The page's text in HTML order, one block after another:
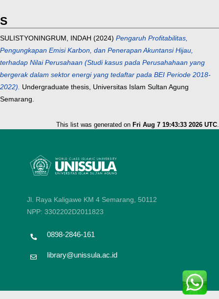
S
SULISTYONINGRUM, INDAH (2024) Pengaruh Profitabilitas,
Pengungkapan Emisi Karbon, dan Penerapan Akuntansi Hijau,
terhadap Nilai Perusahaan (Studi kasus pada Perusahahaan yang
bergerak dalam sektor energi yang tedaftar pada BEI Periode 2018-
2022). Undergraduate thesis, Universitas Islam Sultan Agung
Semarang.
This list was generated on Fri Aug 7 19:43:33 2026 UTC.
Jl. Raya Kaligawe KM 4 Semarang, 50112
NPP: 3302202D2011823
0898-2846-161
library@unissula.ac.id